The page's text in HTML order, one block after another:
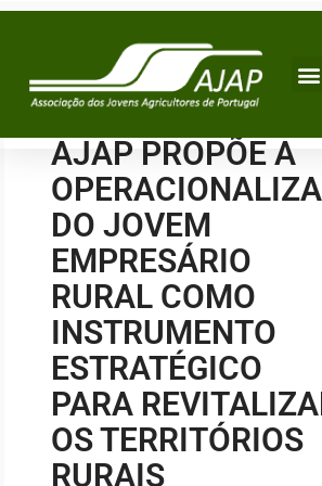
Skip
AJAP PROPÕE A
DO JOVEM
EMPRESÁRIO
RURAL COMO
INSTRUMENTO
ESTRATÉGICO
PARA
OS TERRITÓRIOS
RURAIS